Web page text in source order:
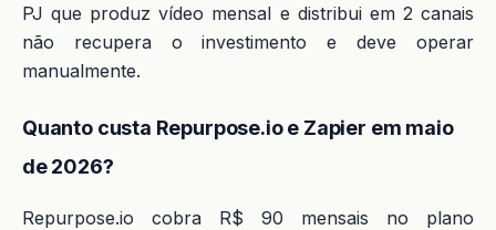
PJ que produz vídeo mensal e distribui em 2 canais
não recupera o investimento e deve operar
manualmente.
Quanto custa Repurpose.io e Zapier em maio
de 2026?
Repurpose.io cobra R$ 90 mensais no plano